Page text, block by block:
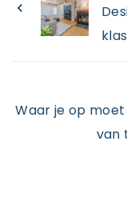
Waar je op
van